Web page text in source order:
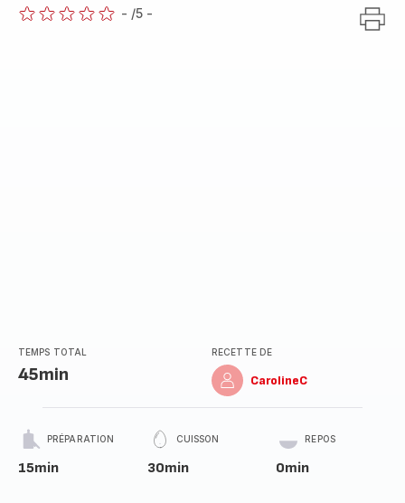
- /5 -
TEMPS TOTAL
45min
RECETTE DE
CarolineC
PRÉPARATION
15min
CUISSON
30min
REPOS
0min